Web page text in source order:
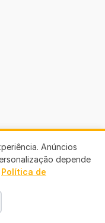
Anúncios
depende
Política de